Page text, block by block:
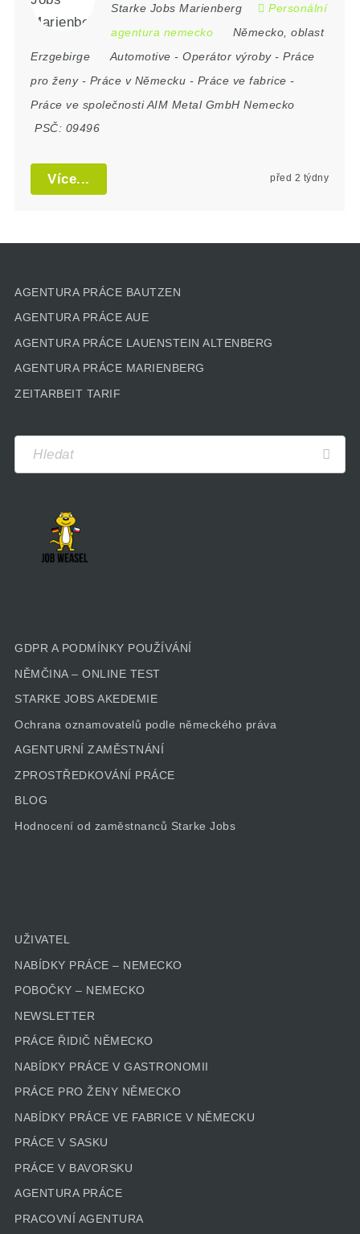
Starke Jobs Marienberg
Personální
agentura nemecko
Německo ,oblast
Erzgebirge
Automotive -Operátor výroby-Práce
pro ženy- Práce v Německu - Práce ve fabrice -
Práce ve společnosti AIM Metal GmbH Nemecko
PSČ: 09496
Více... před 2 týdny
AGENTURA PRÁCE BAUTZEN
AGENTURA PRÁCE AUE
AGENTURA PRÁCE LAUENSTEIN ALTENBERG
AGENTURA PRÁCE MARIENBERG
ZEITARBEIT TARIF
GDPR A PODMÍNKY POUŽÍVÁNÍ
NĚMČINA – ONLINE TEST
STARKE JOBS AKEDEMIE
Ochrana oznamovatelů podle německého práva
AGENTURNÍ ZAMĚSTNÁNÍ
ZPROSTŘEDKOVÁNÍ PRÁCE
BLOG
Hodnocení od zaměstnanců Starke Jobs
UŽIVATEL
NABÍDKY PRÁCE – NEMECKO
POBOČKY – NEMECKO
NEWSLETTER
PRÁCE ŘIDIČ NĚMECKO
NABÍDKY PRÁCE V GASTRONOMII
PRÁCE PRO ŽENY NĚMECKO
NABÍDKY PRÁCE VE FABRICE V NĚMECKU
PRÁCE V SASKU
PRÁCE V BAVORSKU
AGENTURA PRÁCE
PRACOVNÍ AGENTURA